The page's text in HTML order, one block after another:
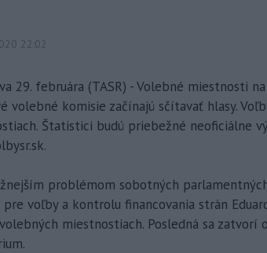
22:02
29. februára (TASR) - Volebné miestnosti
volebné komisie začínajú sčítavať hlasy.
Štatistici budú priebežné neoficiálne
problémom sobotných
pre voľby a kontrolu financovania strán
miestnostiach. Posledná sa zatvorí